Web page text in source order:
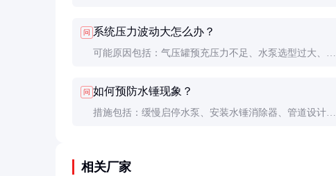
虑管道损耗和未来扩容需求。
问 系统压力波动大怎么办？
可能原因包括：气压罐预充压力不足、水泵选型过大、控
统压力的70%，必要时增设小型稳压罐。
问 如何预防水锤现象？
措施包括：缓慢启停水泵、安装水锤消除器、管道设计避
相关厂家